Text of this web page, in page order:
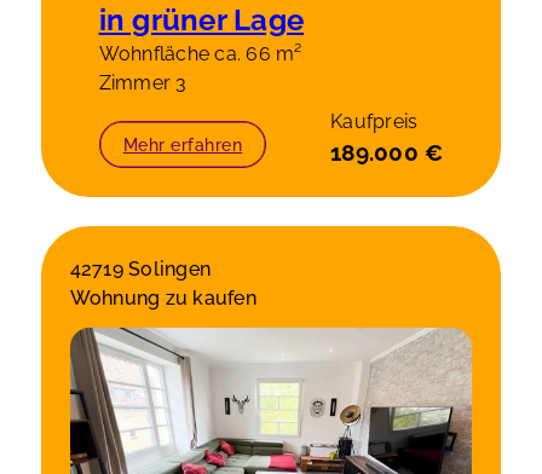
in grüner Lage
Wohnfläche ca. 66 m²
Zimmer 3
Mehr erfahren
Kaufpreis
189.000 €
42719 Solingen
Wohnung zu kaufen